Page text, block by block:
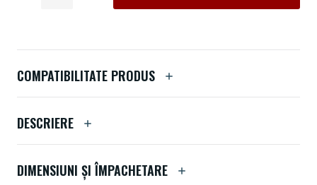
COMPATIBILITATE PRODUS
DESCRIERE
DIMENSIUNI ȘI ÎMPACHETARE